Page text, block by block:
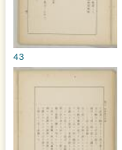
43